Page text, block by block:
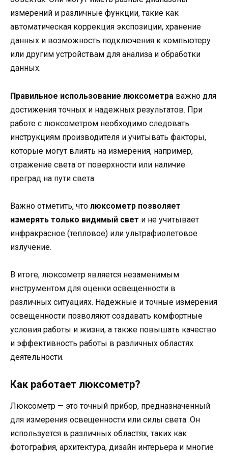
измерений и различные функции, такие как
автоматическая коррекция экспозиции, хранение
данных и возможность подключения к компьютеру
или другим устройствам для анализа и обработки
данных.
Правильное использование люксометра важно для
достижения точных и надежных результатов. При
работе с люксометром необходимо следовать
инструкциям производителя и учитывать факторы,
которые могут влиять на измерения, например,
отражение света от поверхности или наличие
преград на пути света.
Важно отметить, что люксометр позволяет
измерять только видимый свет и не учитывает
инфракрасное (тепловое) или ультрафиолетовое
излучение.
В итоге, люксометр является незаменимым
инструментом для оценки освещенности в
различных ситуациях. Надежные и точные измерения
освещенности позволяют создавать комфортные
условия работы и жизни, а также повышать качество
и эффективность работы в различных областях
деятельности.
Как работает люксометр?
Люксометр — это точный прибор, предназначенный
для измерения освещенности или силы света. Он
используется в различных областях, таких как
фотография, архитектура, дизайн интерьера и многие